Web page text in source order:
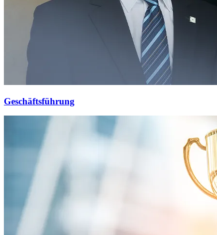
Geschäftsführung